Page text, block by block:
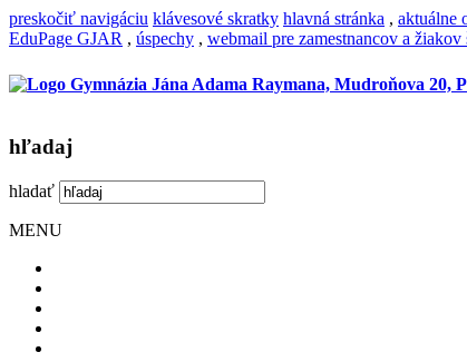
preskočiť navigáciu klávesové skratky hlavná stránka , aktuálne
EduPage GJAR , úspechy , webmail pre zamestnancov a žiakov
hľadaj
hladať
MENU